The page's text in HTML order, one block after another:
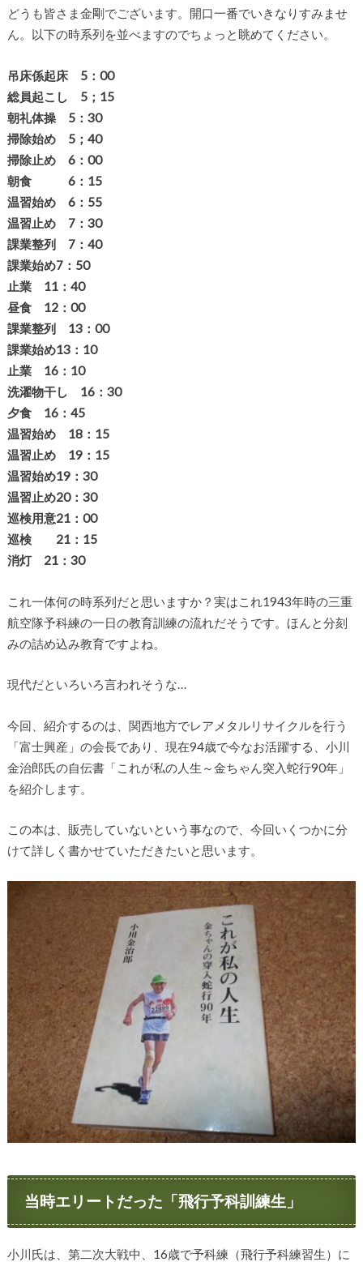
どうも皆さま金剛でございます。開口一番でいきなりすみませ
ん。以下の時系列を並べますのでちょっと眺めてください。
吊床係起床 5：00
総員起こし 5；15
朝礼体操 5：30
掃除始め 5；40
掃除止め 6：00
朝食 6：15
温習始め 6：55
温習止め 7：30
課業整列 7：40
課業始め7：50
止業 11：40
昼食 12：00
課業整列 13：00
課業始め13：10
止業 16：10
洗濯物干し 16：30
夕食 16：45
温習始め 18：15
温習止め 19：15
温習始め19：30
温習止め20：30
巡検用意21：00
巡検 21：15
消灯 21：30
これ一体何の時系列だと思いますか？実はこれ1943年時の三重
航空隊予科練の一日の教育訓練の流れだそうです。ほんと分刻
みの詰め込み教育ですよね。
現代だといろいろ言われそうな…
今回、紹介するのは、関西地方でレアメタルリサイクルを行う
「富士興産」の会長であり、現在94歳で今なお活躍する、小川
金治郎氏の自伝書「これが私の人生～金ちゃん突入蛇行90年」
を紹介します。
この本は、販売していないという事なので、今回いくつかに分
けて詳しく書かせていただきたいと思います。
当時エリートだった「飛行予科訓練生」
小川氏は、第二次大戦中、16歳で予科練（飛行予科練習生）に